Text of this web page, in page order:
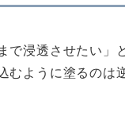
で浸透させたい」
むように塗るのは